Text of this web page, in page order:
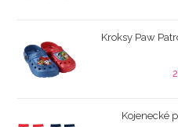
Kroksy Paw
Kojenecké